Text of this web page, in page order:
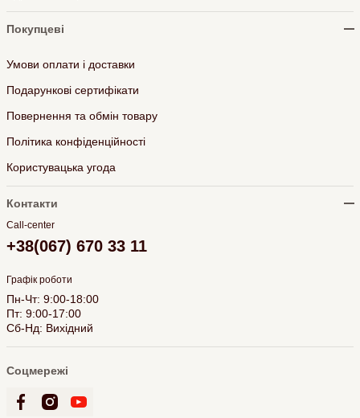
Покупцеві
Умови оплати і доставки
Подарункові сертифікати
Повернення та обмін товару
Політика конфіденційності
Користувацька угода
Контакти
Call-center
+38(067) 670 33 11
Графік роботи
Пн-Чт: 9:00-18:00
Пт: 9:00-17:00
Сб-Нд: Вихідний
Соцмережі